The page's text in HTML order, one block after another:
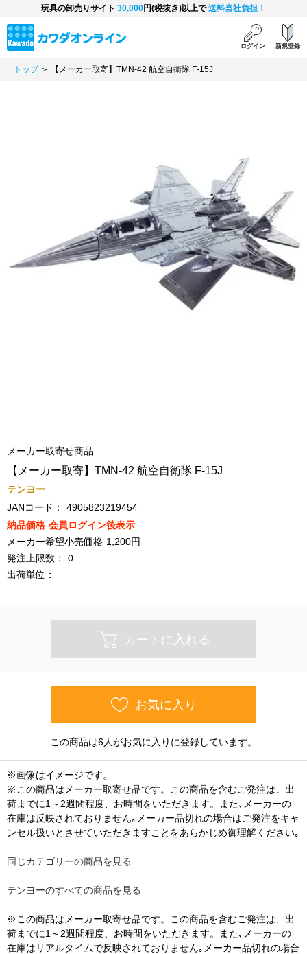
玩具の卸売りサイト 30,000円(税抜き)以上で送料当社負担！
ログイン 新規登録
トップ＞ 【メーカー取寄】TMN-42 航空自衛隊 F-15J
メーカー取寄せ商品
【メーカー取寄】TMN-42 航空自衛隊 F-15J
テンヨー
JANコード：
4905823219454
納品価格 会員ログイン後表示
メーカー希望小売価格 1,200円
発注上限数：
0
出荷単位：
カートに入れる
お気に入り
この商品は6人がお気に入りに登録しています。
※画像はイメージです。
※この商品はメーカー取寄せ品です。この商品を含むご発注は、出
荷までに1～2週間程度、お時間をいただきます。また､メーカーの
在庫は反映されておりません｡メーカー品切れの場合はご発注をキャ
ンセル扱いとさせていただきますことをあらかじめ御理解ください｡
同じカテゴリーの商品を見る
テンヨーのすべての商品を見る
※この商品はメーカー取寄せ品です。この商品を含むご発注は、出
荷までに1～2週間程度、お時間をいただきます。また､メーカーの
在庫はリアルタイムで反映されておりません｡メーカー品切れの場合